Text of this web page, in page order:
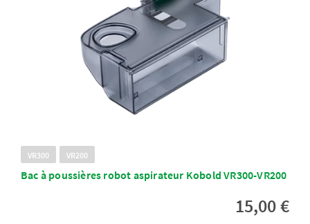
VR300 VR200
Bac à poussières robot aspirateur Kobold VR300-VR200
15,00 €